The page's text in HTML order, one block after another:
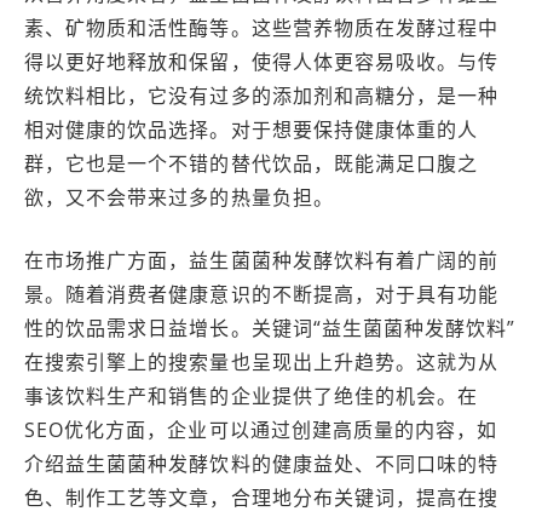
素、矿物质和活性酶等。这些营养物质在发酵过程中
得以更好地释放和保留，使得人体更容易吸收。与传
统饮料相比，它没有过多的添加剂和高糖分，是一种
相对健康的饮品选择。对于想要保持健康体重的人
群，它也是一个不错的替代饮品，既能满足口腹之
欲，又不会带来过多的热量负担。
在市场推广方面，益生菌菌种发酵饮料有着广阔的前
景。随着消费者健康意识的不断提高，对于具有功能
性的饮品需求日益增长。关键词“益生菌菌种发酵饮料”
在搜索引擎上的搜索量也呈现出上升趋势。这就为从
事该饮料生产和销售的企业提供了绝佳的机会。在
SEO优化方面，企业可以通过创建高质量的内容，如
介绍益生菌菌种发酵饮料的健康益处、不同口味的特
色、制作工艺等文章，合理地分布关键词，提高在搜